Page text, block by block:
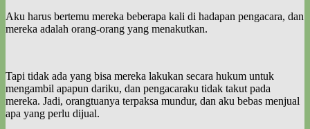
Aku harus bertemu mereka beberapa kali di hadapan pengacara, dan
mereka adalah orang-orang yang menakutkan.
Tapi tidak ada yang bisa mereka lakukan secara hukum untuk
mengambil apapun dariku, dan pengacaraku tidak takut pada
mereka. Jadi, orangtuanya terpaksa mundur, dan aku bebas menjual
apa yang perlu dijual.